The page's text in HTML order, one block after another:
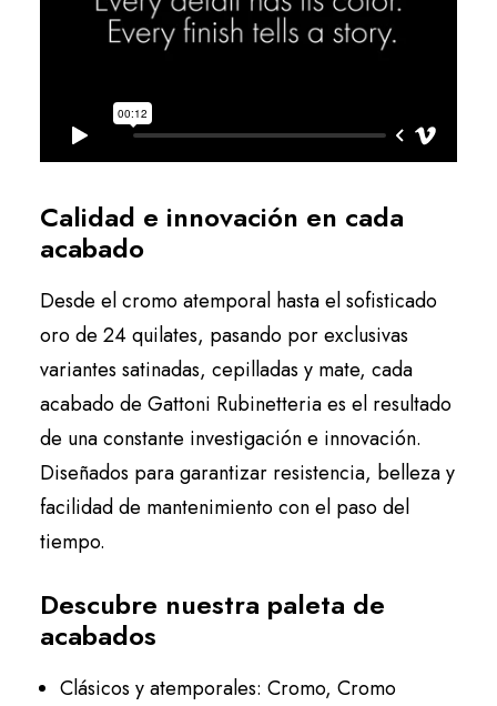
Calidad e innovación en cada
acabado
Desde el cromo atemporal hasta el sofisticado
oro de 24 quilates, pasando por exclusivas
variantes satinadas, cepilladas y mate, cada
acabado de Gattoni Rubinetteria es el resultado
de una constante investigación e innovación.
Diseñados para garantizar resistencia, belleza y
facilidad de mantenimiento con el paso del
tiempo.
Descubre nuestra paleta de
acabados
Clásicos y atemporales: Cromo, Cromo